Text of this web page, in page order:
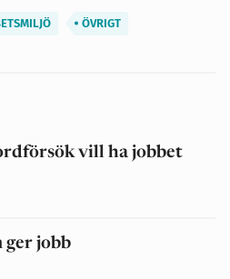
ÖVRIGT
vill ha jobbet
ger jobb